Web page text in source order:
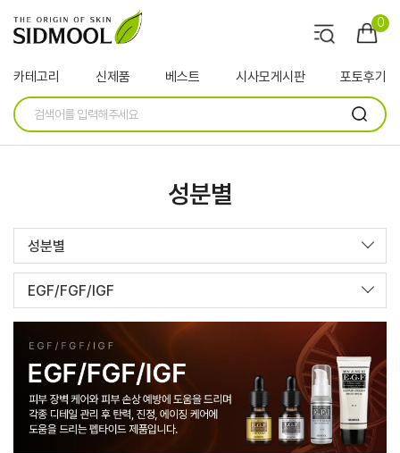
0
카테고리 신제품 베스트 시사모게시판 포토후기
성분별
성분별
EGF/FGF/IGF